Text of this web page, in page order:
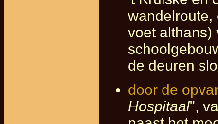
wandelroute,
voet althans)
de deuren
door de
Hospitaal",